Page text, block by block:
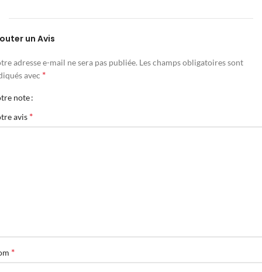
un Avis
adresse e-mail ne sera pas publiée. Les champs obligatoires sont
avec *
note
avis *
*